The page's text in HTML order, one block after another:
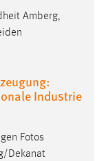
Amberg,
Industrie
Fotos
Dekanat